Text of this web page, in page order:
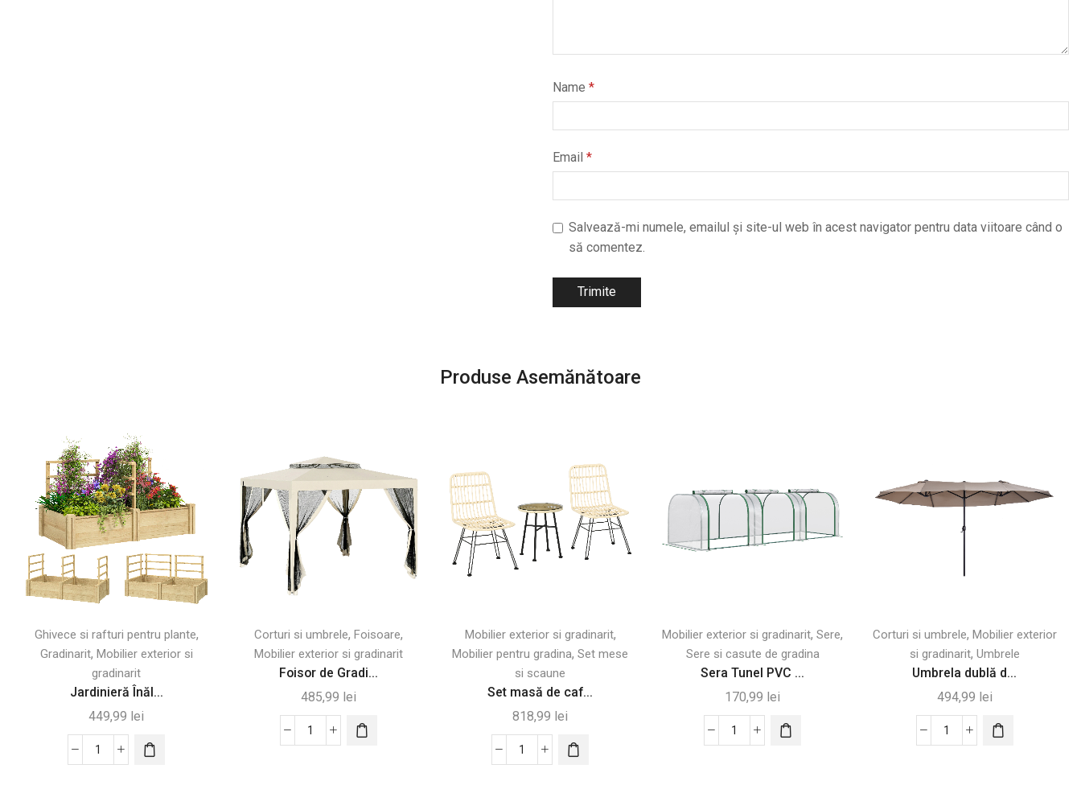
Name *
Email *
Salvează-mi numele, emailul și site-ul web în acest navigator pentru data viitoare când o
să comentez.
Produse Asemănătoare
Ghivece si rafturi pentru plante,
Gradinarit, Mobilier exterior si
gradinarit
Jardinieră Înăl...
449,99 lei
Cantitate
Corturi si umbrele, Foisoare,
Mobilier exterior si gradinarit
Foisor de Gradi...
485,99 lei
Cantitate
Mobilier exterior si gradinarit,
Mobilier pentru gradina,Set mese
si scaune
Set masă de caf...
818,99 lei
Cantitate
Mobilier exterior si gradinarit,Sere,
Sere si casute de gradina
Sera Tunel PVC ...
170,99 lei
Cantitate
Corturi si umbrele, Mobilier exterior
si gradinarit, Umbrele
Umbrela dublă d...
494,99 lei
Cantitate